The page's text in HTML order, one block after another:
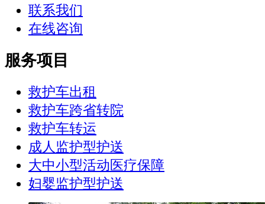
联系我们
在线咨询
服务项目
救护车出租
救护车跨省转院
救护车转运
成人监护型护送
大中小型活动医疗保障
妇婴监护型护送